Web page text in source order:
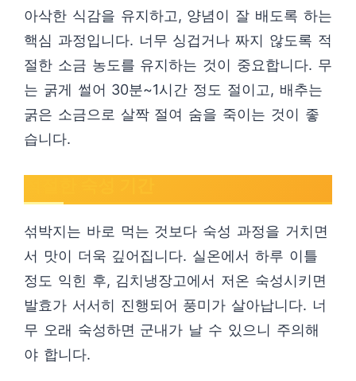
아삭한 식감을 유지하고, 양념이 잘 배도록 하는
핵심 과정입니다. 너무 싱겁거나 짜지 않도록 적
절한 소금 농도를 유지하는 것이 중요합니다. 무
는 굵게 썰어 30분~1시간 정도 절이고, 배추는
굵은 소금으로 살짝 절여 숨을 죽이는 것이 좋
습니다.
섞박지는 바로 먹는 것보다 숙성 과정을 거치면
서 맛이 더욱 깊어집니다. 실온에서 하루 이틀
정도 익힌 후, 김치냉장고에서 저온 숙성시키면
발효가 서서히 진행되어 풍미가 살아납니다. 너
무 오래 숙성하면 군내가 날 수 있으니 주의해
야 합니다.